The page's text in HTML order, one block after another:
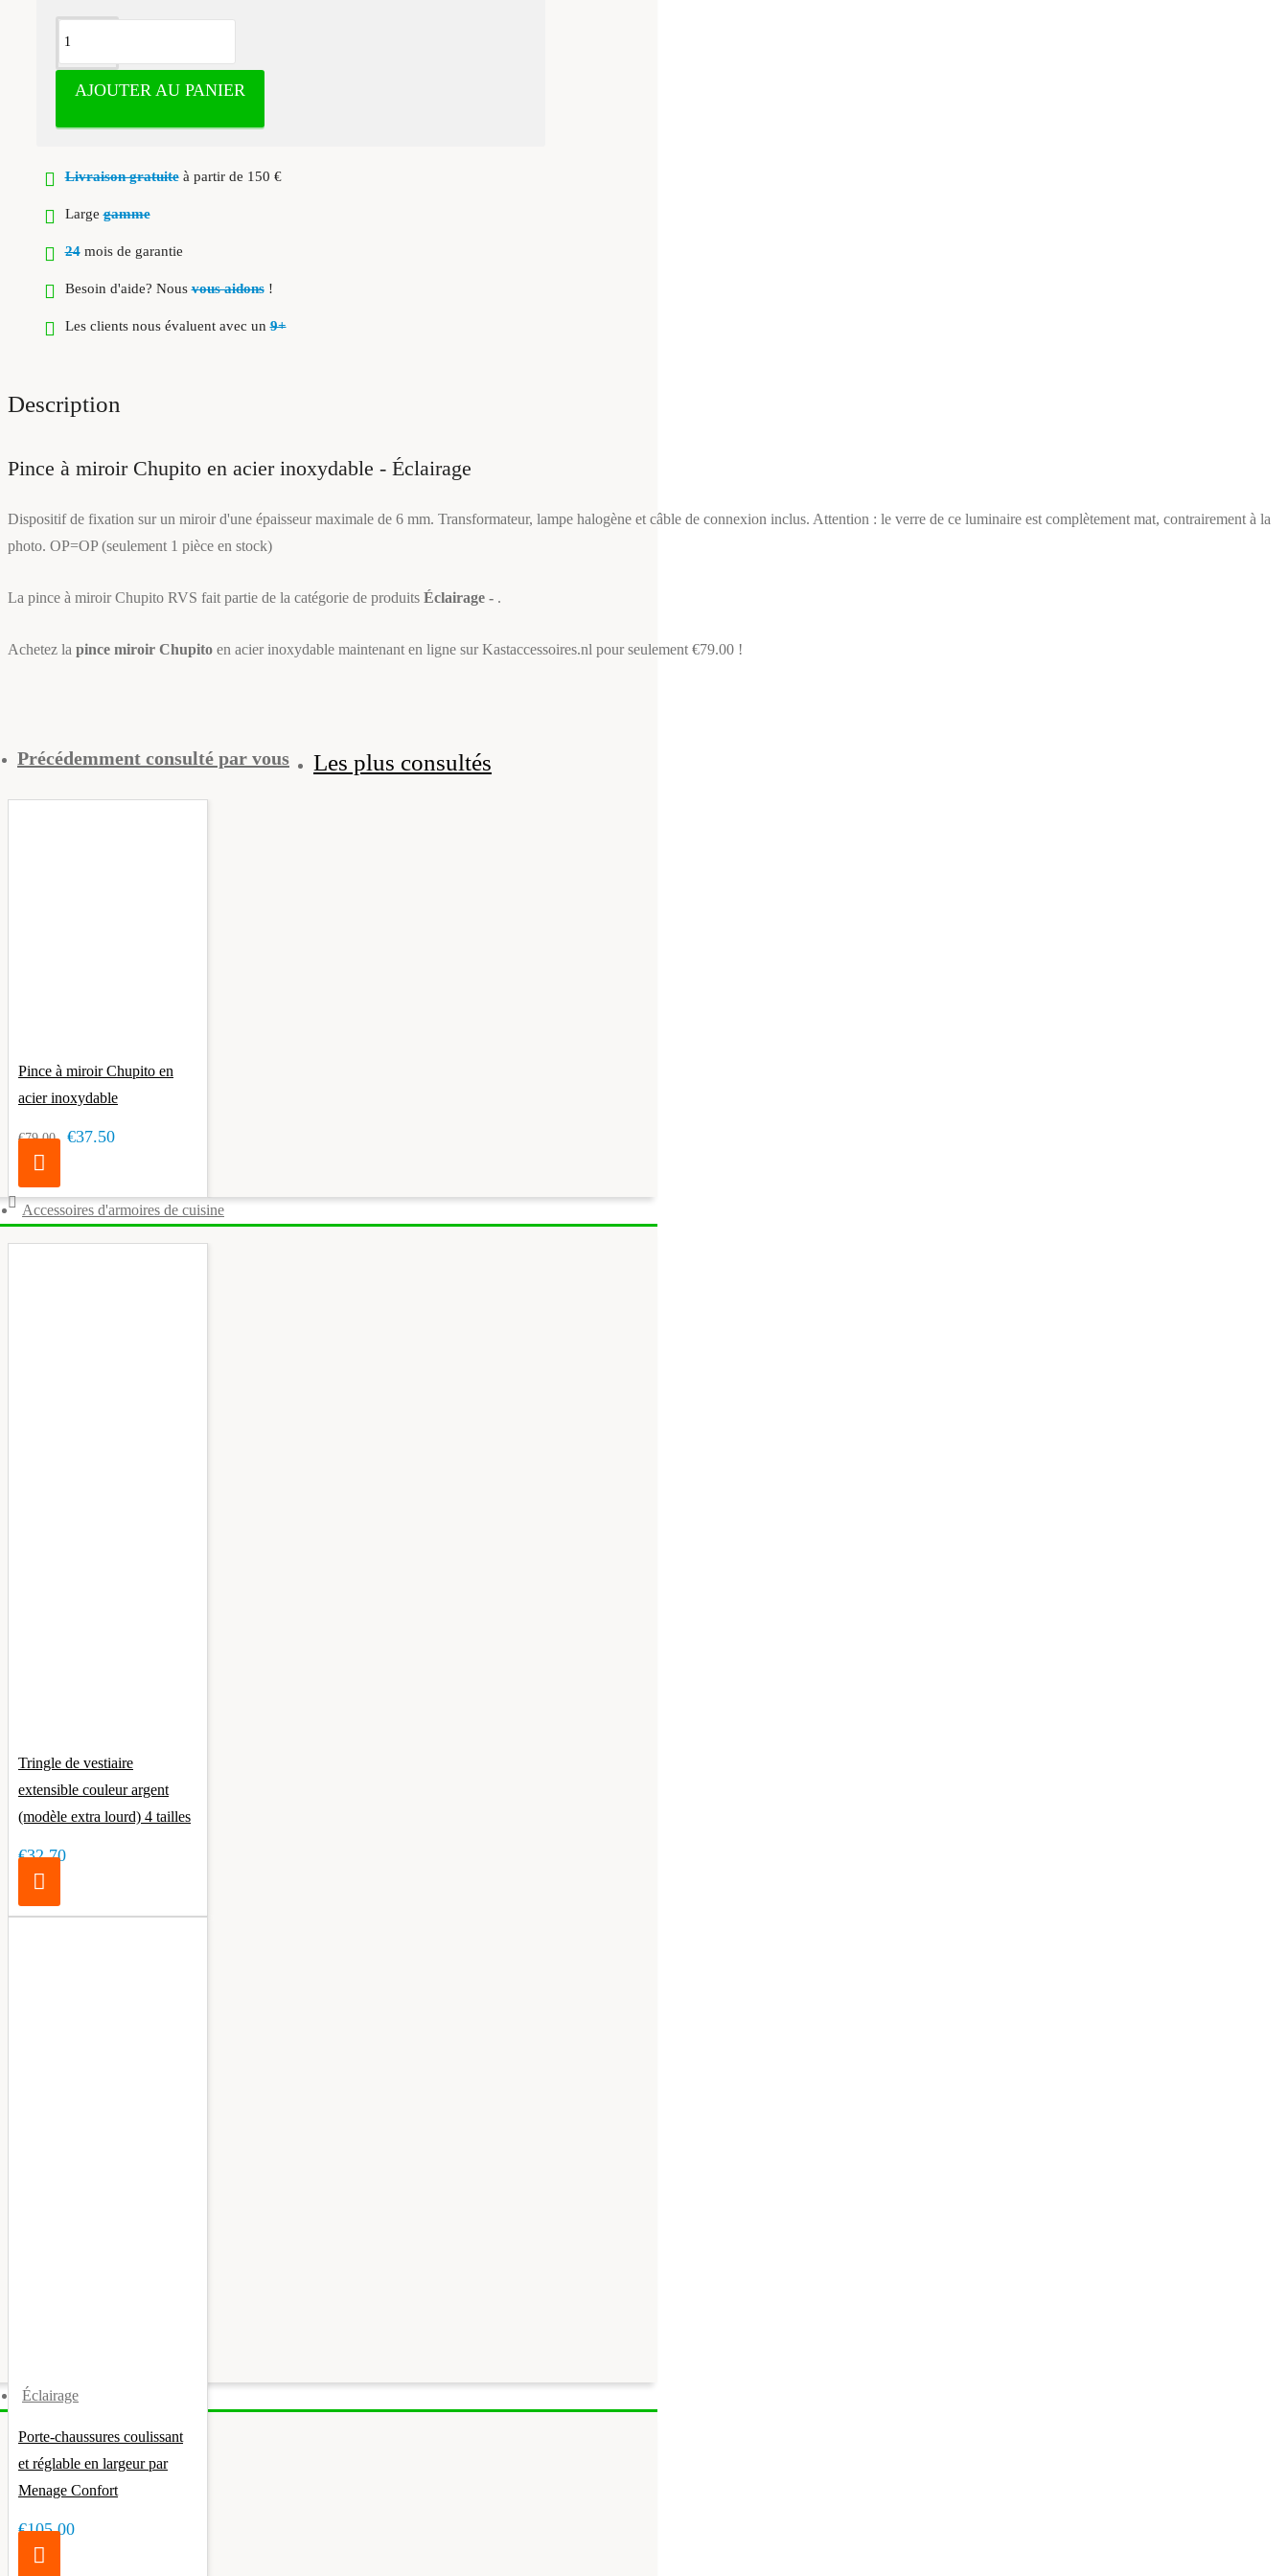
Accessoires d'armoires de cuisine
Éclairage
AJOUTER AU PANIER
Livraison gratuiteà partir de 150 €
Largegamme
24mois de garantie
Besoin d'aide? Nousvous aidons!
Les clients nous évaluent avec un9+
Description
Pince à miroir Chupito en acier inoxydable - Éclairage
Dispositif de fixation sur un miroir d'une épaisseur maximale de 6 mm. Transformateur, lampe halogène et câble de connexion inclus. Attention : le verre de ce luminaire est complètement mat, contrairement à la
photo. OP=OP (seulement 1 pièce en stock)
La pince à miroir Chupito RVS fait partie de la catégorie de produits Éclairage - .
Achetez la pince miroir Chupito en acier inoxydable maintenant en ligne sur Kastaccessoires.nl pour seulement €79.00 !
Précédemment consulté par vous Les plus consultés
Pince à miroir Chupito en
acier inoxydable
€79.00 €37.50
Tringle de vestiaire
extensible couleur argent
(modèle extra lourd) 4 tailles
€32.70
Porte-chaussures coulissant
et réglable en largeur par
Menage Confort
€105.00